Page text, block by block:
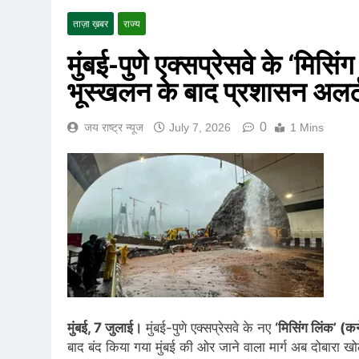
| World U20
August 8, 2026
खेल |
स्वतंत्रता दिवस से पहले
August 7, 2026
IMD ने कई राज्यों में
August 7, 2026
IMD ने कई राज्यों में
August 6, 2026
जंतर-मंतर पुलिस
August 6, 2026
राष्ट्रीय हथकरघा
ताज़ा ख़बर राज्य
मुंबई-पुणे एक्सप्रेसवे के ‘मिसिंग
भूस्खलन के बाद प्रशासन
जय राष्ट्र न्यूज July 7, 2026 0 1 Mins
मुंबई, 7 जुलाई। मुंबई-पुणे एक्सप्रेसवे के नए ‘मिसिंग लिंक’
बाद बंद किया गया मुंबई की ओर जाने वाला मार्ग अब